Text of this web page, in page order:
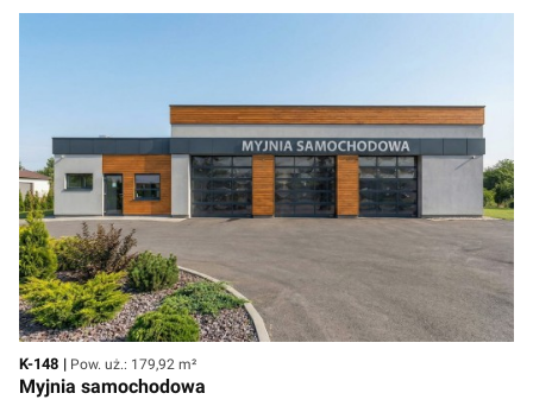
Kod
K-148 Powierzchnia użytkowa
Pow. uż.: 179,92 m²
Myjnia samochodowa